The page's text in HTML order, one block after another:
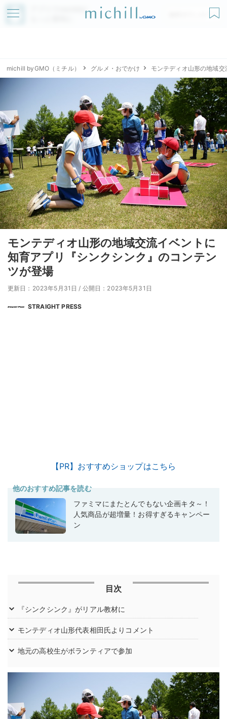
アプリでmichillが
無料ダウンロード
michill byGMO（ミチル） グルメ・おでかけ モンテディオ山形の地域
モンテディオ山形の地域交流イベントに
知育アプリ『シンクシンク』のコンテン
ツが登場
更新日：2023年5月31日 / 公開日：2023年5月31日
STRAIGHT PRESS
【PR】おすすめショップはこちら
他のおすすめ記事を読む
ファミマにまたとんでもない企画キタ～！
人気商品が超増量！お得すぎるキャンペー
ン
目次
『シンクシンク』がリアル教材に
モンテディオ山形代表相田氏よりコメント
地元の高校生がボランティアで参加